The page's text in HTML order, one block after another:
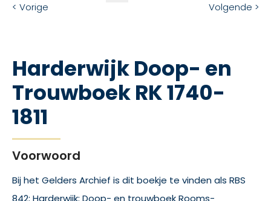
< Vorige Volgende >
Harderwijk Doop- en
Trouwboek RK 1740-
1811
Voorwoord
Bij het Gelders Archief is dit boekje te vinden als RBS
842: Harderwijk: Doop- en trouwboek Rooms-